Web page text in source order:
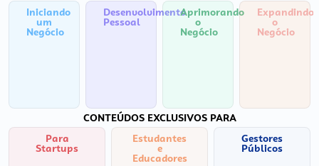
Iniciando
um
Negócio
Desenvolvimento
Pessoal
Aprimorando
o
Negócio
Expandindo
o
Negócio
CONTEÚDOS EXCLUSIVOS PARA
Para
Startups
Estudantes
e
Educadores
Gestores
Públicos